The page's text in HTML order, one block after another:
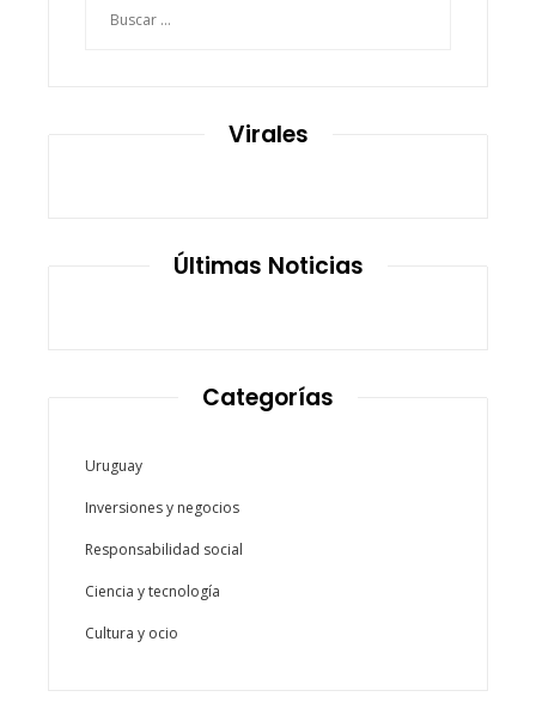
Virales
Últimas Noticias
Categorías
Uruguay
Inversiones y negocios
Responsabilidad social
Ciencia y tecnología
Cultura y ocio